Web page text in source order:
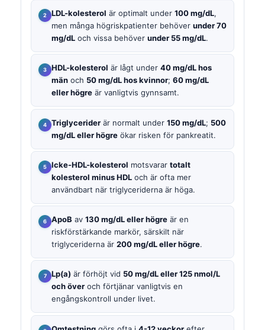
LDL-kolesterol är optimalt under 100 mg/dL,
men många högriskpatienter behöver under 70
mg/dL och vissa behöver under 55 mg/dL.
HDL-kolesterol är lågt under 40 mg/dL hos
män och 50 mg/dL hos kvinnor; 60 mg/dL
eller högre är vanligtvis gynnsamt.
Triglycerider är normalt under 150 mg/dL; 500
mg/dL eller högre ökar risken för pankreatit.
Icke-HDL-kolesterol motsvarar totalt
kolesterol minus HDL och är ofta mer
användbart när triglyceriderna är höga.
ApoB av 130 mg/dL eller högre är en
riskförstärkande markör, särskilt när
triglyceriderna är 200 mg/dL eller högre.
Lp(a) är förhöjt vid 50 mg/dL eller 125 nmol/L
och över och förtjänar vanligtvis en
engångskontroll under livet.